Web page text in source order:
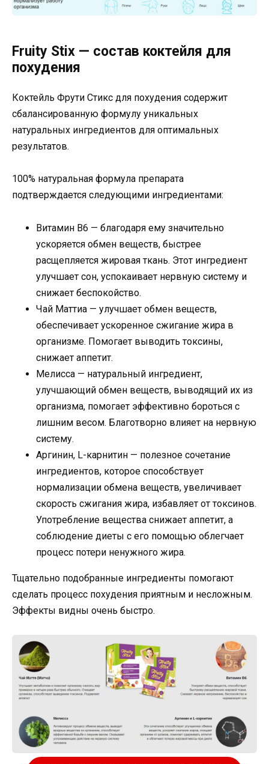
Fruity Stix — состав коктейля для
похудения
Коктейль Фрути Стикс для похудения содержит
сбалансированную формулу уникальных
натуральных ингредиентов для оптимальных
результатов.
100% натуральная формула препарата
подтверждается следующими ингредиентами:
Витамин B6 — благодаря ему значительно
ускоряется обмен веществ, быстрее
расщепляется жировая ткань. Этот ингредиент
улучшает сон, успокаивает нервную систему и
снижает беспокойство.
Чай Маттиа — улучшает обмен веществ,
обеспечивает ускоренное сжигание жира в
организме. Помогает выводить токсины,
снижает аппетит.
Мелисса — натуральный ингредиент,
улучшающий обмен веществ, выводящий их из
организма, помогает эффективно бороться с
лишним весом. Благотворно влияет на нервную
систему.
Аргинин, L-карнитин — полезное сочетание
ингредиентов, которое способствует
нормализации обмена веществ, увеличивает
скорость сжигания жира, избавляет от токсинов.
Употребление вещества снижает аппетит, а
соблюдение диеты с его помощью облегчает
процесс потери ненужного жира.
Тщательно подобранные ингредиенты помогают
сделать процесс похудения приятным и несложным.
Эффекты видны очень быстро.